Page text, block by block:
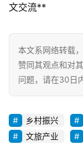
文交流**
本文系网络转载
赞同其观点和对
问题，请在30日
乡村振兴
文旅产业